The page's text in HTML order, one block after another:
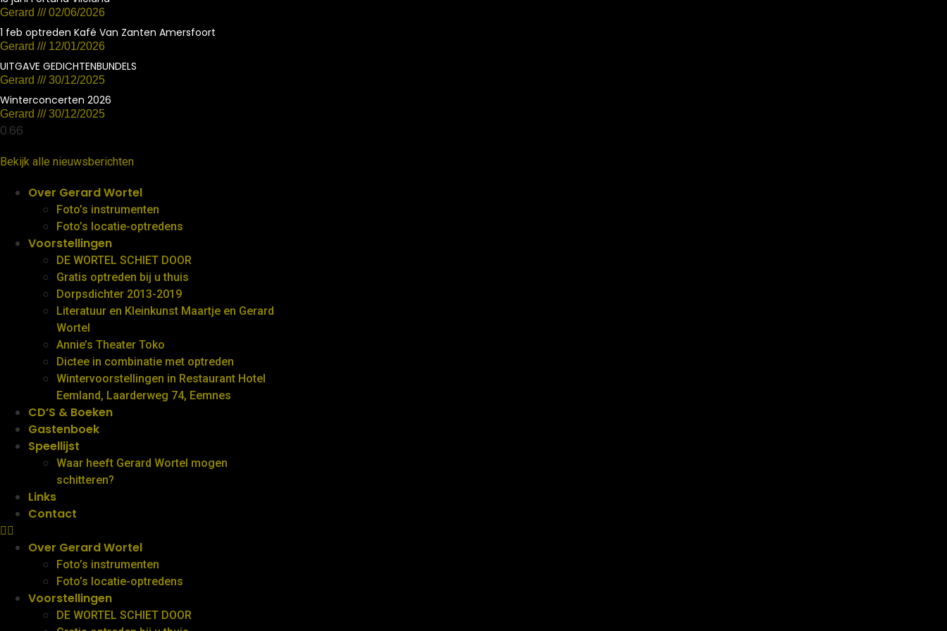
Gerard 02/06/2026
1 feb optreden Kafé Van Zanten Amersfoort
Gerard 12/01/2026
UITGAVE GEDICHTENBUNDELS
Gerard 30/12/2025
Winterconcerten 2026
Gerard 30/12/2025
Bekijk alle nieuwsberichten
Over Gerard Wortel
Foto’s instrumenten
Foto’s locatie-optredens
Voorstellingen
DE WORTEL SCHIET DOOR
Gratis optreden bij u thuis
Dorpsdichter 2013-2019
Literatuur en Kleinkunst Maartje en Gerard
Wortel
Annie’s Theater Toko
Dictee in combinatie met optreden
Wintervoorstellingen in Restaurant Hotel
Eemland, Laarderweg 74, Eemnes
CD’S & Boeken
Gastenboek
Speellijst
Waar heeft Gerard Wortel mogen
schitteren?
Links
Contact
Over Gerard Wortel
Foto’s instrumenten
Foto’s locatie-optredens
Voorstellingen
DE WORTEL SCHIET DOOR